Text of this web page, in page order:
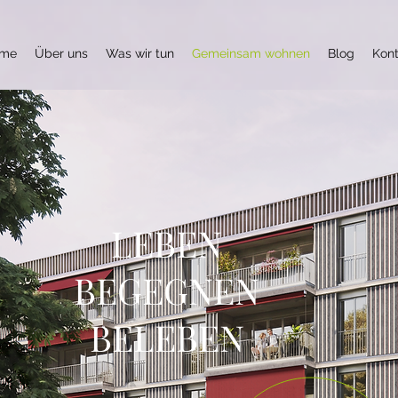
Über uns Was wir tun Gemeinsam wohnen Blog
LEBEN
BEGEGNEN
BELEBEN